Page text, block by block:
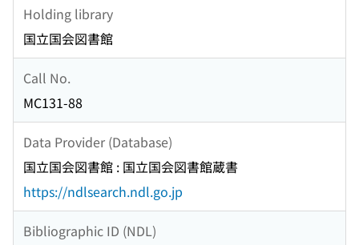
Holding library
国立国会図書館
Call No.
MC131-88
Data Provider (Database)
国立国会図書館 : 国立国会図書館蔵書
https://ndlsearch.ndl.go.jp
Bibliographic ID (NDL)